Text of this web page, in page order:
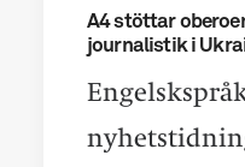
A4 stöttar
journalistik i